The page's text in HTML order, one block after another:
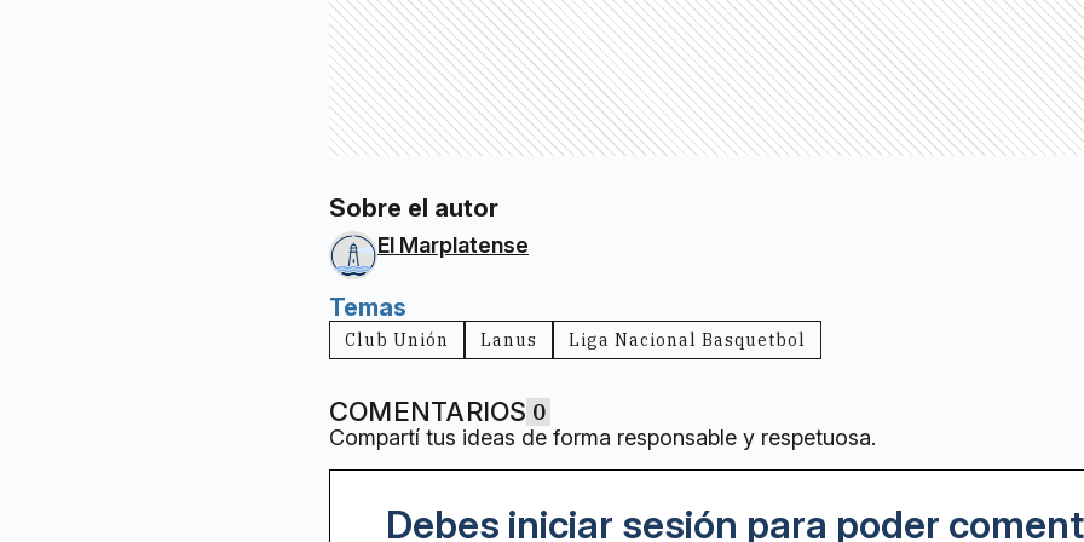
Sobre el autor
El Marplatense
Temas
Club Unión Lanus Liga Nacional Basquetbol
COMENTARIOS 0
Compartí tus ideas de forma responsable y respetuosa.
Debes iniciar sesión para poder